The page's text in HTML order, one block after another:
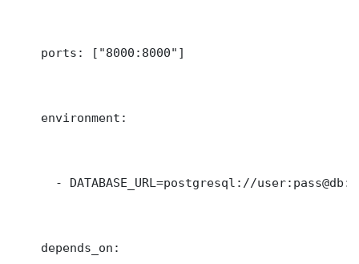
    ports: ["8000:8000"]
    environment:
- DATABASE_URL=postgresql://
    depends_on: